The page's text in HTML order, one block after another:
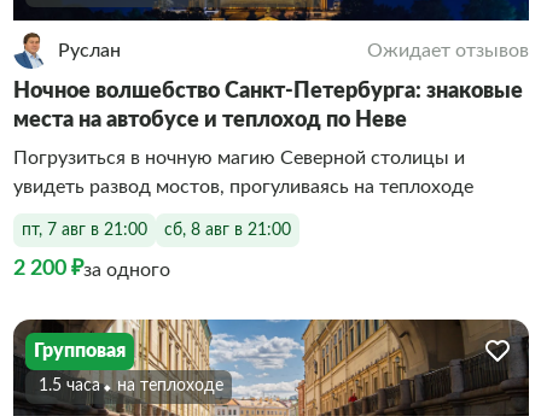
Руслан Ожидает отзывов
Ночное волшебство Санкт-Петербурга: знаковые
места на автобусе и теплоход по Неве
Погрузиться в ночную магию Северной столицы и
увидеть развод мостов, прогуливаясь на теплоходе
пт, 7 авг в 21:00 сб, 8 авг в 21:00
2 200 ₽за одного
Групповая
1.5 часа На теплоходе